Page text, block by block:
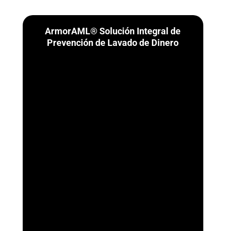
ArmorAML® Solución Integral de
Prevención de Lavado de Dinero